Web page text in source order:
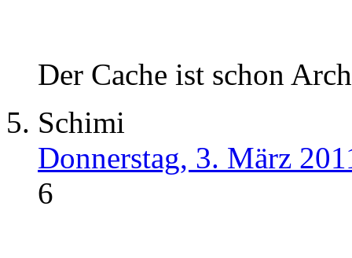
Der Cache ist schon
Schimi
Donnerstag, 3. März
6